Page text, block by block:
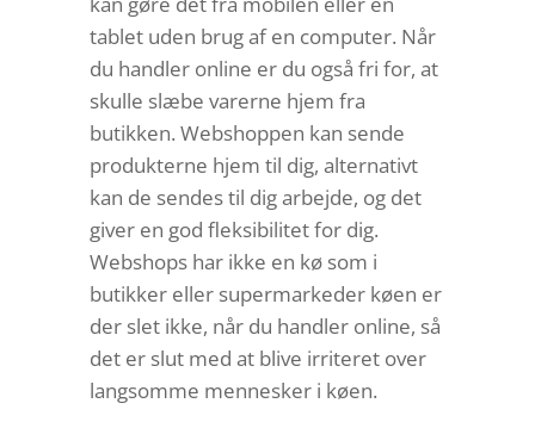
tablet uden brug af en computer. Når
du handler online er du også fri for, at
skulle slæbe varerne hjem fra
butikken. Webshoppen kan sende
produkterne hjem til dig, alternativt
kan de sendes til dig arbejde, og det
giver en god fleksibilitet for dig.
Webshops har ikke en kø som i
butikker eller supermarkeder køen er
der slet ikke, når du handler online, så
det er slut med at blive irriteret over
langsomme mennesker i køen.